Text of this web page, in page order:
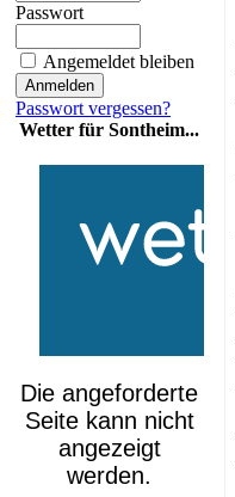
Passwort
Angemeldet bleiben
Passwort vergessen?
Wetter für Sontheim...